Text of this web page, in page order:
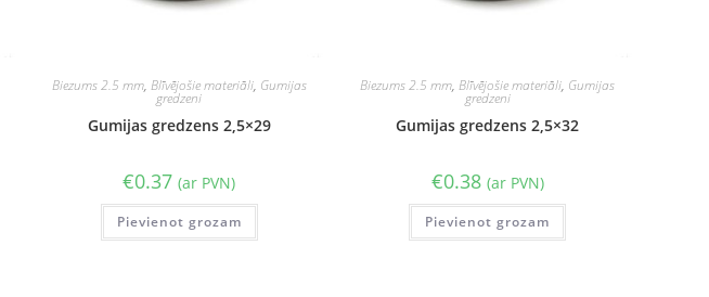
Biezums 2.5 mm, Blīvējošie materiāli, Gumijas
gredzeni
Gumijas gredzens 2,5×29
€0.37 (ar PVN)
Pievienot grozam
Biezums 2.5 mm,Blīvējošie materiāli, Gumijas
gredzeni
Gumijas gredzens 2,5×32
€0.38 (ar PVN)
Pievienot grozam